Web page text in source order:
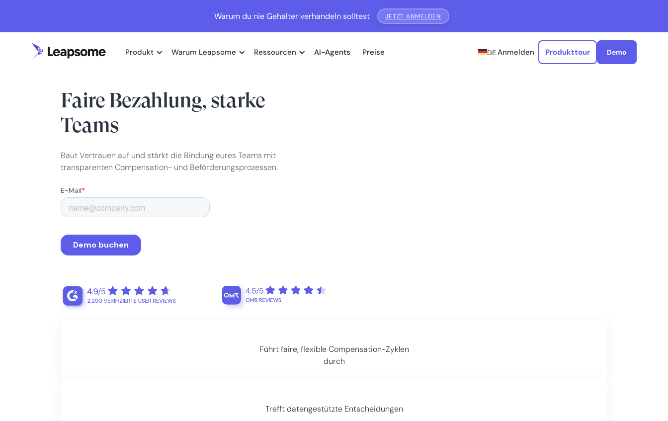
Warum du nie Gehälter verhandeln solltest JETZT ANMELDEN
Produkt Warum Leapsome Ressourcen AI-Agents Preise DEAnmelden Produkttour Demo
VERGÜTUNGS MANAGEMENT
Faire Bezahlung, starke
Teams
Baut Vertrauen auf und stärkt die Bindung eures Teams mit
transparenten Compensation- und Beförderungsprozessen.
Führt faire, flexible Compensation-Zyklen
durch
Trefft datengestützte Entscheidungen